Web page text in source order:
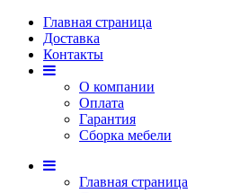
Главная страница
Доставка
Контакты
О компании
Оплата
Гарантия
Сборка мебели
Главная страница